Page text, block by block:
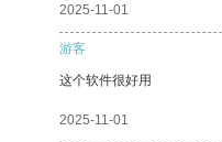
2025-11-01
游客
这个软件很好用
2025-11-01